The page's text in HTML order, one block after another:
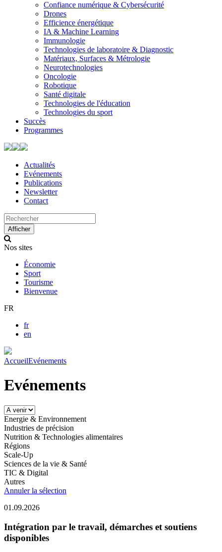
Confiance numérique & Cybersécurité
Drones
Efficience énergétique
IA & Machine Learning
Immunologie
Technologies de laboratoire & Diagnostic
Matériaux, Surfaces & Métrologie
Neurotechnologies
Oncologie
Robotique
Santé digitale
Technologies de l'éducation
Technologies du sport
Succès
Programmes
Actualités
Evénements
Publications
Newsletter
Contact
Search
up
gestures.
Afficher
Nos sites
Économie
Sport
Tourisme
Bienvenue
FR
fr
en
AccueilEvénements
Evénements
Energie & Environnement
Industries de précision
Nutrition & Technologies alimentaires
Régions
Scale-Up
Sciences de la vie & Santé
TIC & Digital
Autres
Annuler la sélection
01.09.2026
Intégration par le travail, démarches et soutiens
disponibles